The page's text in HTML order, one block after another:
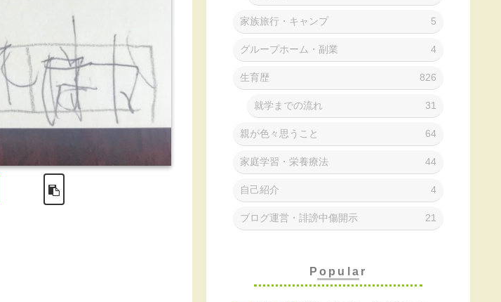
家族旅行・キャンプ 5
グループホーム・副業 4
生育歴 826
就学までの流れ 31
親が色々思うこと 64
家庭学習・栄養療法 44
自己紹介 4
ブログ運営・誹謗中傷開示 21
Popular